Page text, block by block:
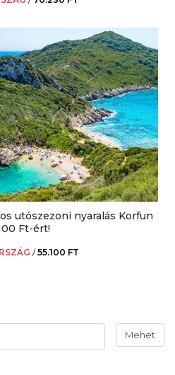
utószezoni nyaralás Korfun
Ft-ért!
/55.100 FT
Mehet